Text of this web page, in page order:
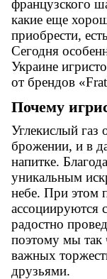
французского
какие еще
приобрести,
Сегодня
Украине
от брендов «
Почему
Углекислый газ
брожении, и в
напитке.
уникальным
небе. При этом
ассоциируются
радостно
поэтому мы так
важных
друзьями.